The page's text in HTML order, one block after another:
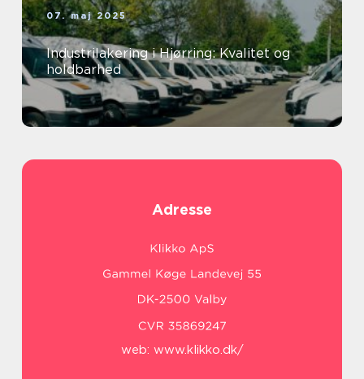
07. maj 2025
Industrilakering i Hjørring: Kvalitet og
holdbarhed
Adresse
web: www.klikko.dk/